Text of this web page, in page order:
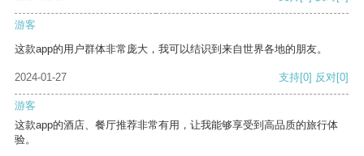
游客
这款app的用户群体非常庞大，我可以结识到来自世界各地的朋友。
2024-01-27 支持[0] 反对[0]
游客
这款app的酒店、餐厅推荐非常有用，让我能够享受到高品质的旅行体
验。